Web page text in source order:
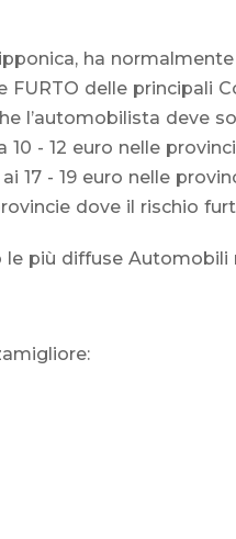
ha
FURTO delle principali
l’automobilista deve
10 - 12 euro nelle
ai 17 - 19 euro nelle
dove il rischio
le più diffuse Automobili